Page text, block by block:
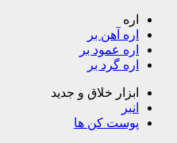
اره
اره آهن بر
اره عمود بر
اره گرد بر
ابزار خلاق و جدید
انبر
پوست کن ها